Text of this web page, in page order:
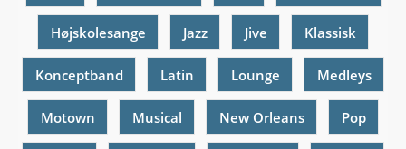
Højskolesange Jazz Jive Klassisk
Konceptband Latin Lounge Medleys
Motown Musical New Orleans Pop